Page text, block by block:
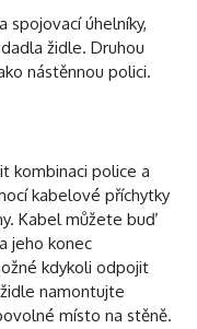
spojovací úhelníky,
židle. Druhou
nástěnnou polici.
kombinaci police a
kabelové příchytky
Kabel můžete buď
jeho konec
kdykoli odpojit
namontujte
místo na stěně.